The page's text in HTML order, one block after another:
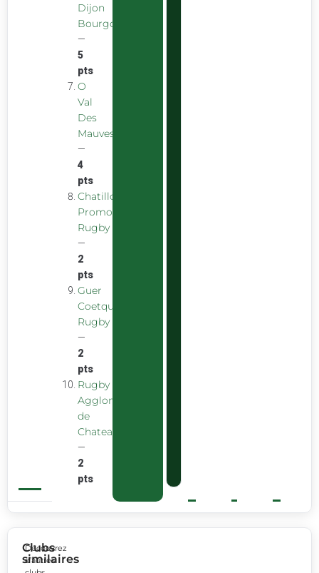
Dijon
Bourgogne
—
5
pts
O
Val
Des
Mauves
—
4
pts
Chatillon
Promotion
Rugby
—
2
pts
Guer
Coetquidan
Rugby
—
2
pts
Rugby
Agglomeration
de
Chateaubourg
—
2
pts
Clubs
similaires
Découvrez
d’autres